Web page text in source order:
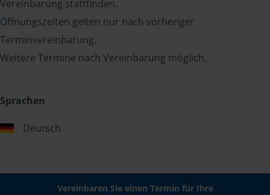
Vereinbarung stattfinden.
Öffnungszeiten gelten nur nach vorheriger
Terminvereinbarung.
Weitere Termine nach Vereinbarung möglich.
Sprachen
Deutsch
Vereinbaren Sie einen Termin für Ihre